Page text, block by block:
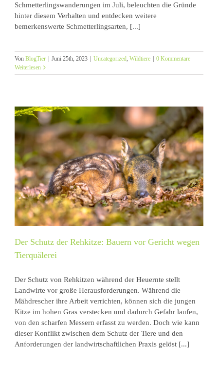
Schmetterlingswanderungen im Juli, beleuchten die Gründe
hinter diesem Verhalten und entdecken weitere
bemerkenswerte Schmetterlingsarten, [...]
Von BlogTier | Juni 25th, 2023 | Uncategorized Wildtiere | 0 Kommentare
Weiterlesen
Der Schutz der Rehkitze: Bauern vor Gericht wegen
Tierquälerei
Der Schutz von Rehkitzen während der Heuernte stellt
Landwirte vor große Herausforderungen. Während die
Mähdrescher ihre Arbeit verrichten, können sich die jungen
Kitze im hohen Gras verstecken und dadurch Gefahr laufen,
von den scharfen Messern erfasst zu werden. Doch wie kann
dieser Konflikt zwischen dem Schutz der Tiere und den
Anforderungen der landwirtschaftlichen Praxis gelöst [...]